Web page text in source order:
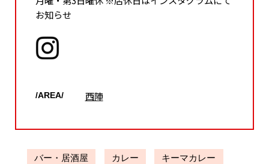
お知らせ
/AREA/ 西陣
バー・居酒屋 カレー キーマカレー